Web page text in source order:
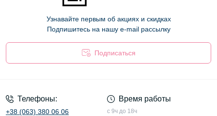
Узнавайте первым об акциях и скидках
Подпишитесь на нашу e-mail рассылку
Подписаться
Телефоны:
+38 (063) 380 06 06
Время работы
с 9ч до 18ч